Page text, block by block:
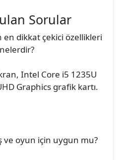
Sorular
en dikkat çekici özellikleri
nelerdir?
Intel Core i5 1235U
Graphics grafik kartı.
ve oyun için uygun mu?